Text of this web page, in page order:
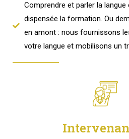
Comprendre et parler la langue
dispensée la formation. Ou
en amont : nous fournissons
votre langue et mobilisons un